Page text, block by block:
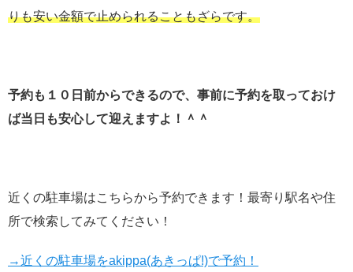
りも安い金額で止められることもざらです。
予約も１０日前からできるので、事前に予約を取っておけ
ば当日も安心して迎えますよ！＾＾
近くの駐車場はこちらから予約できます！最寄り駅名や住
所で検索してみてください！
→近くの駐車場をakippa(あきっぱ!)で予約！